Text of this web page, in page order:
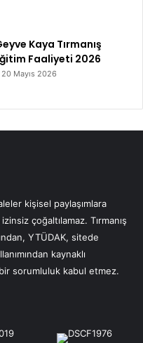
Kaya Tırmanış
Faaliyeti 2026
20 Mayıs 2026
kişisel paylaşımlara
çoğaltılamaz. Tırmanış
YTÜDAK, sitede
kaynaklı
sorumluluk kabul etmez.